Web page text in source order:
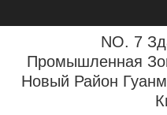
NO. 7
Промышленная
Новый Район